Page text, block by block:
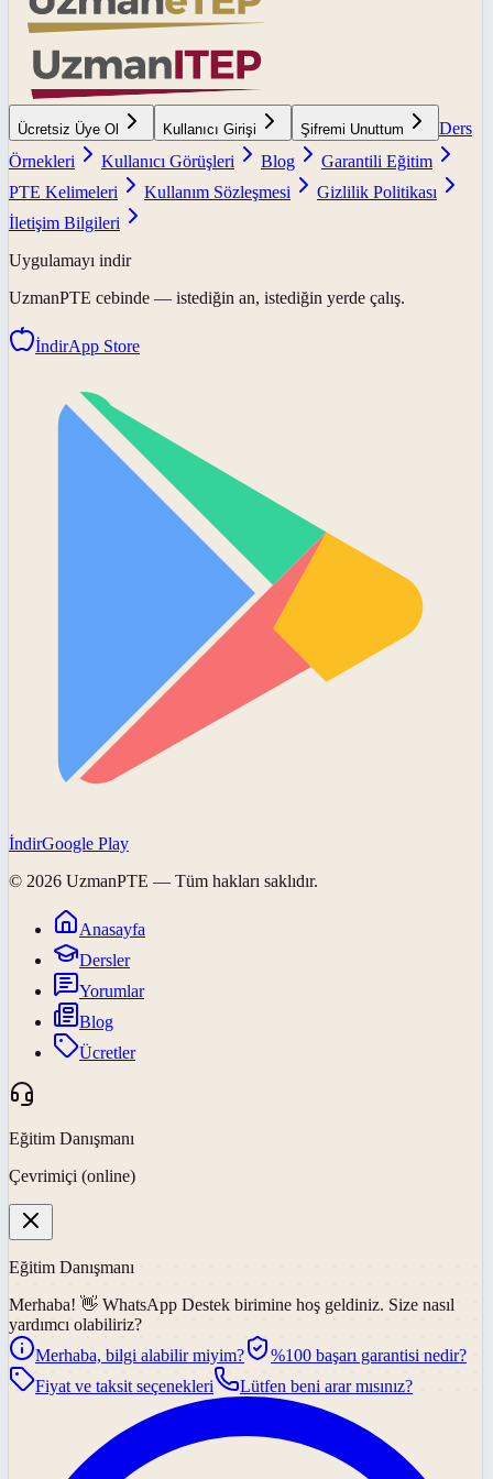
Ücretsiz Üye Ol Kullanıcı Girişi Şifremi Unuttum
Ders
Örnekleri
Kullanıcı Görüşleri Blog
Garantili Eğitim
PTE Kelimeleri
Kullanım Sözleşmesi
Gizlilik Politikası
İletişim Bilgileri
Uygulamayı indir
UzmanPTE cebinde — istediğin an, istediğin yerde çalış.
İndirApp Store
İndirGoogle Play
© 2026 UzmanPTE — Tüm hakları saklıdır.
Anasayfa
Dersler
Yorumlar
Blog
Ücretler
Eğitim Danışmanı
Çevrimiçi (online)
Eğitim Danışmanı
Merhaba! 👋 WhatsApp Destek birimine hoş geldiniz. Size nasıl
yardımcı olabiliriz?
Merhaba, bilgi alabilir miyim?
%100 başarı garantisi nedir?
Fiyat ve taksit seçenekleri
Lütfen beni arar mısınız?